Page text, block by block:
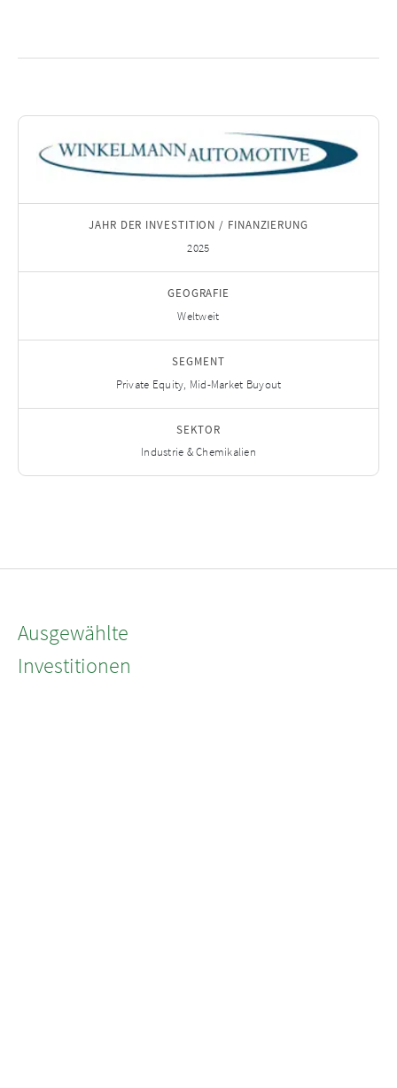
JAHR DER INVESTITION / FINANZIERUNG
2025
GEOGRAFIE
Weltweit
SEGMENT
Private Equity, Mid-Market Buyout
SEKTOR
Industrie & Chemikalien
Ausgewählte
Investitionen